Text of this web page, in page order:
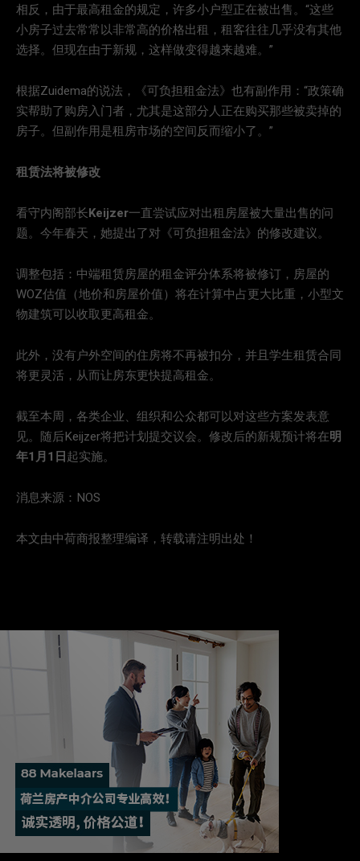
相反，由于最高租金的规定，许多小户型正在被出售。“这些
小房子过去常常以非常高的价格出租，租客往往几乎没有其他
选择。但现在由于新规，这样做变得越来越难。”
根据Zuidema的说法，《可负担租金法》也有副作用：“政策确
实帮助了购房入门者，尤其是这部分人正在购买那些被卖掉的
房子。但副作用是租房市场的空间反而缩小了。”
租赁法将被修改
看守内阁部长Keijzer一直尝试应对出租房屋被大量出售的问
题。今年春天，她提出了对《可负担租金法》的修改建议。
调整包括：中端租赁房屋的租金评分体系将被修订，房屋的
WOZ估值（地价和房屋价值）将在计算中占更大比重，小型文
物建筑可以收取更高租金。
此外，没有户外空间的住房将不再被扣分，并且学生租赁合同
将更灵活，从而让房东更快提高租金。
截至本周，各类企业、组织和公众都可以对这些方案发表意
见。随后Keijzer将把计划提交议会。修改后的新规预计将在明
年1月1日起实施。
消息来源：NOS
本文由中荷商报整理编译，转载请注明出处！